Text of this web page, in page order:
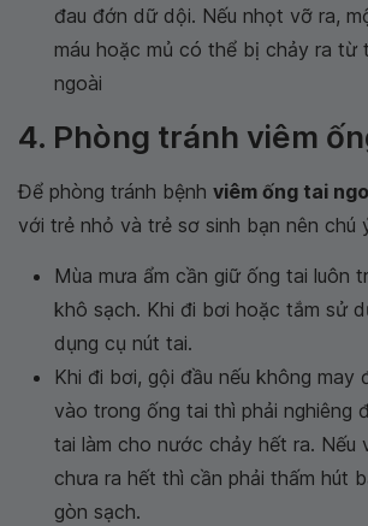
đau đớn dữ dội. Nếu nhọt vỡ ra,
máu hoặc mủ có thể bị chảy ra từ
ngoài
4. Phòng tránh viêm
Để phòng tránh bệnh viêm ống tai
với trẻ nhỏ và trẻ sơ sinh bạn nên chú
Mùa mưa ẩm cần giữ ống tai luôn
khô sạch. Khi đi bơi hoặc tắm sử
dụng cụ nút tai.
Khi đi bơi, gội đầu nếu không may
vào trong ống tai thì phải nghiêng
tai làm cho nước chảy hết ra. Nếu
chưa ra hết thì cần phải thấm hút
gòn sạch.